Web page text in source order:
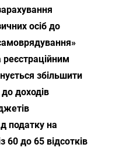
осіб до
реєстраційним
збільшити
доходів
податку на
60 до 65 відсотків